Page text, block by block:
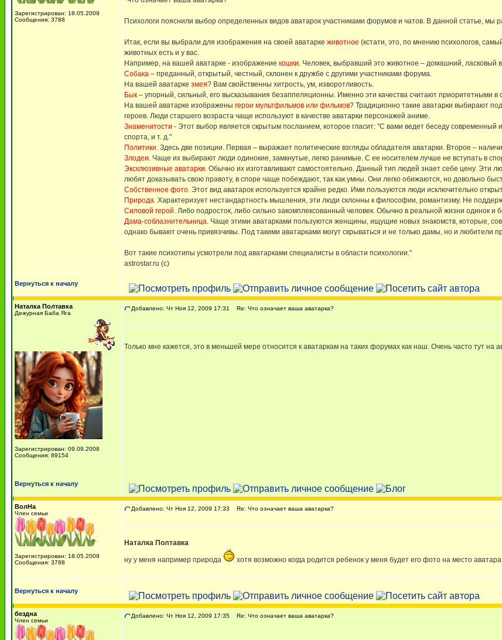
Зарегистрирован: 18.05.2009
Сообщения: 3788
Психологи пояснили выбор определенных видов аватарок участниками форумов и чатов. В данной статье, мы
Итак, если вы выбрали для изображения на своей аватарке животное (кстати, это, по мнению психологов,
животных есть и у вас.
Например, на вашей аватарке - изображение кошки. Человек, выбравший это животное – домашний, ласковый
Собака – преданный, открытый, честный, склонен к дружбе с другими участниками форума.
На вашей аватарке змея? Вам свойственны хитрость, ум, изворотливость.
Бык – упорный, сильный, его высказывания безаппеляционны. Именно эти качества считают приоритетными
На вашей аватарке изображены герои мультфильмов или фильмов? Традиционно такие аватарки выбирают
героев. Люди старшего возраста чаще используют в качестве аватарки персонажей аниме.
Знаменитости - Этот выбор является скрытым посланием, которое гласит: "С вами ведет беседу
спорта, и т. д."
Политики. Здесь две позиции. Первая – выражает политические взгляды обладателя аватарки. Второе –
Злодеи. Чаще их выбирают люди одинокие, замкнутые, легко ранимые. С ее носителем лучше не вступать в
Эксклюзивные аватарки. Обычно их изготавливают самостоятельно. Данный тип людей знает себе цену. Эти
любят доказывать свою правоту, в споре чаще побеждают, так как умны. Они легко обижаются, но довольно
Собственное фото. Этот вид аватарок используется крайне редко. Ими пользуются люди исключительно
Природа. Характеризует нестандартность мышления, эти люди склонны к философии, романтизму. Не
Силовой герой. Либо подросток, либо сильно закомплексованный человек. Обычно в реальной жизни одинок и
Дама-соблазнительница. Чаще этими аватарками пользуются женщины, ищущие новых знакомств, которые,
однако бывают очень привязчивы. Под такими аватарками могут скрываться и не только дамы, но и любители
Вот такие психотипы усмотрели под аватарками специалисты в области психологии."
astrostar.ru (с)
Вернуться к началу
Наталка Полтавка
Дежурная Баба Яга
Зарегистрирован: 09.09.2008
Сообщения: 89154
Добавлено: Чт Ноя 12, 2009 17:31 Re: Что означает ваша аватарка?
Только мне кажется, это в меньшей мере относится к аватаркам на таких форумах как наш. Очень часто тут на
Вернуться к началу
ВолНа
Член семьи
Зарегистрирован: 18.05.2009
Сообщения: 3788
Добавлено: Чт Ноя 12, 2009 17:33 Re: Что означает ваша аватарка?
Наталка Полтавка
ну у меня например природа хотя возможно когда родится ребенок у меня будет его фото на место аватара
Вернуться к началу
бездна
Член семьи
Добавлено: Чт Ноя 12, 2009 17:35 Re: Что означает ваша аватарка?